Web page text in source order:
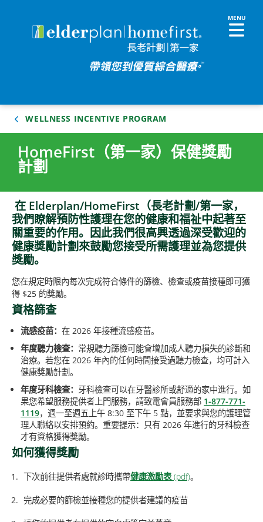
WELLNESS INCENTIVE PROGRAM
HomeFirst（第一家）保健獎勵
計劃
在 Elderplan/HomeFirst（長老計劃/第一家，
我們瞭解預防性護理在您的健康和福祉中起著至
關重要的作用。因此我們很高興透過深受歡迎的
健康獎勵計劃來鼓勵您接受所需護理並為您提供
獎勵。
您在規定時限內每次完成符合條件的篩檢、檢查或疫苗接種即可獲
得 $25 的獎勵。
資格篩查
流感疫苗： 在 2026 年接種流感疫苗。
年度聽力檢查： 常規聽力篩檢可能會增加成人聽力損失的診斷和
治療。若您在 2026 年內的任何時間接受過聽力檢查，均可計入
健康獎勵計劃。
年度牙科檢查： 牙科檢查可以在牙醫診所或舒適的家中進行。如
果您希望服務提供者上門服務，請致電會員服務部 1-877-771-
1119，週一至週五上午 8:30 至下午 5 點，並要求與您的護理管
理人聯絡以安排預約。重要提示：只有 2026 年進行的牙科檢查
才有資格獲得獎勵。
如何獲得獎勵
下次前往提供者處就診時攜帶健康激勵表 。
完成必要的篩檢並接種您的提供者建議的疫苗